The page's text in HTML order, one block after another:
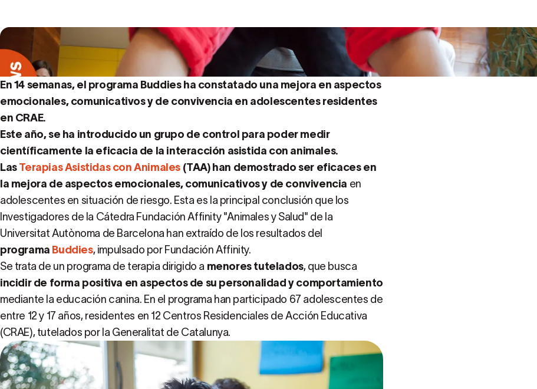
En 14 semanas, el programa Buddies ha constatado una mejora en aspectos
emocionales, comunicativos y de convivencia en adolescentes residentes
en CRAE.
Este año, se ha introducido un grupo de control para poder medir
científicamente la eficacia de la interacción asistida con animales.
Las Terapias Asistidas con Animales (TAA) han demostrado ser eficaces en
la mejora de aspectos emocionales, comunicativos y de convivencia en
adolescentes en situación de riesgo. Esta es la principal conclusión que los
Investigadores de la Cátedra Fundación Affinity "Animales y Salud" de la
Universitat Autònoma de Barcelona han extraído de los resultados del
programa Buddies, impulsado por Fundación Affinity.
Se trata de un programa de terapia dirigido a menores tutelados, que busca
incidir de forma positiva en aspectos de su personalidad y comportamiento
mediante la educación canina. En el programa han participado 67 adolescentes de
entre 12 y 17 años, residentes en 12 Centros Residenciales de Acción Educativa
(CRAE), tutelados por la Generalitat de Catalunya.